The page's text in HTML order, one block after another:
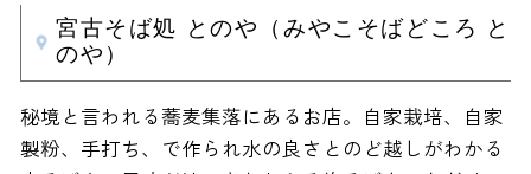
宮古そば処 とのや（みやこそばどころ と
のや）
秘境と言われる蕎麦集落にあるお店。自家栽培、自家
製粉、手打ち、で作られ水の良さとのど越しがわかる